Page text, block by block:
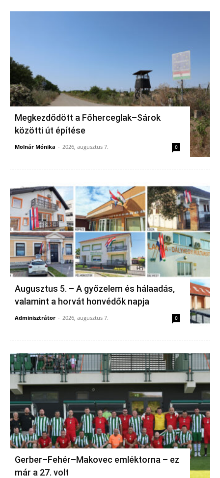
Megkezdődött a Főherceglak–Sárok
közötti út építése
Molnár Mónika - 2026, augusztus 7. 0
Augusztus 5. – A győzelem és hálaadás,
valamint a horvát honvédők napja
Adminisztrátor - 2026, augusztus 7. 0
Gerber–Fehér–Makovec emléktorna – ez
már a 27. volt